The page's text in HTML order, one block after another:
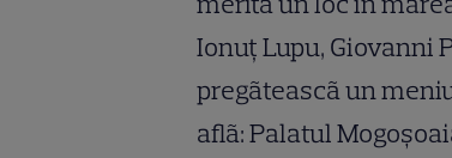
Ionuţ Lupu, Giovanni
pregãteascã un
aflã: Palatul